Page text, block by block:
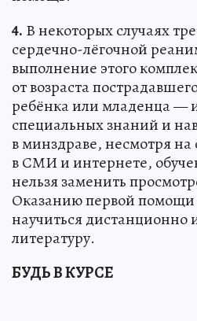
4. В некоторых случаях
сердечно-лёгочной
выполнение этого
от возраста
ребёнка или младенца —
специальных знаний и
в минздраве, несмотря
в СМИ и интернете,
нельзя заменить
Оказанию первой помощи
научиться дистанционно
литературу.
БУДЬ В КУРСЕ